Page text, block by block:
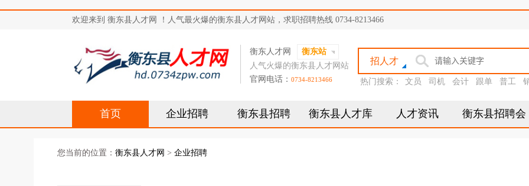
欢迎来到 衡东县人才网 ！人气最火爆的衡东县人才网站，求职招聘热线 0734-8213466
衡东人才网
衡东站
人气火爆的衡东县人才网站
官网电话： 0734-8213466
招人才
热门搜索： 文员 司机 会计 跟单 普工
首页 企业招聘 衡东县招聘 衡东县人才库 人才资讯 衡东县招聘会
您当前的位置： 衡东县人才网 > 企业招聘